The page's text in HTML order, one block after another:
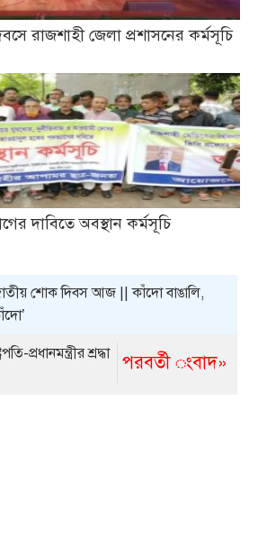
রাজশাহী জেলা প্রশাসনের কর্মসূচি
দাবিতে অবস্থান কর্মসূচি
শোক দিবস আজ || কাঁদো বাঙালি,
পরবর্তী ংবাদ»
প্রধানমন্ত্রীর শ্রদ্ধা